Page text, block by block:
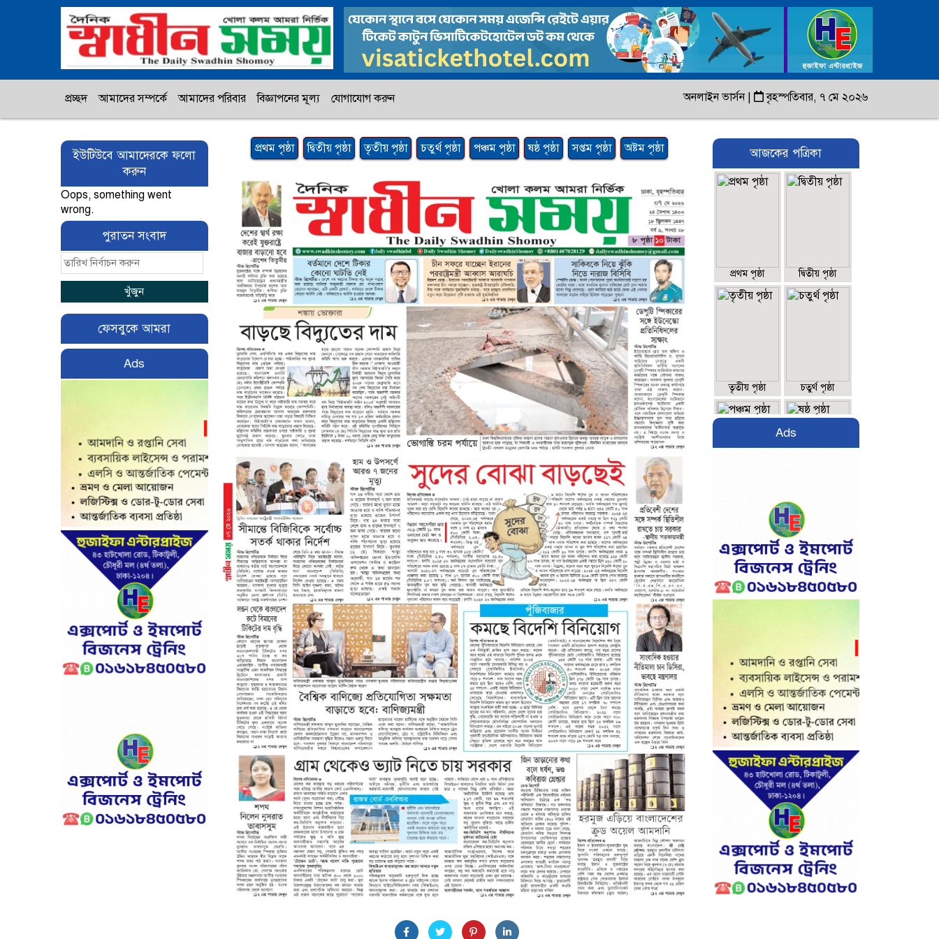
প্রচ্ছদ আমাদের সম্পর্কে আমাদের পরিবার বিজ্ঞাপনের মূল্য যোগাযোগ করুন অনলাইন ভার্সন | বৃহস্পতিবার, ৭ মে ২০২৬
ইউটিউবে আমাদেরকে ফলো
করুন
Oops, something went
wrong.
পুরাতন সংবাদ
ফেসবুকে আমরা
Ads
প্রথম পৃষ্ঠা দ্বিতীয় পৃষ্ঠা তৃতীয় পৃষ্ঠা চতুর্থ পৃষ্ঠা পঞ্চম পৃষ্ঠা ষষ্ঠ পৃষ্ঠা সপ্তম পৃষ্ঠা অষ্টম পৃষ্ঠা আজকের পত্রিকা
প্রথম পৃষ্ঠা দ্বিতীয় পৃষ্ঠা
তৃতীয় পৃষ্ঠা চতুর্থ পৃষ্ঠা
Ads